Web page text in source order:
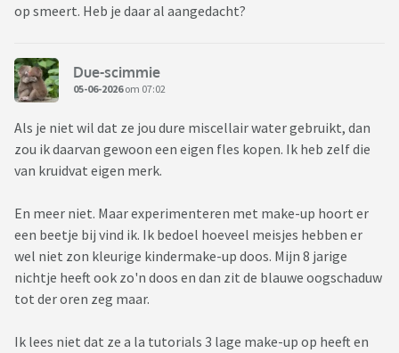
op smeert. Heb je daar al aangedacht?
Due-scimmie
05-06-2026om 07:02
Als je niet wil dat ze jou dure miscellair water gebruikt, dan
zou ik daarvan gewoon een eigen fles kopen. Ik heb zelf die
van kruidvat eigen merk.
En meer niet. Maar experimenteren met make-up hoort er
een beetje bij vind ik. Ik bedoel hoeveel meisjes hebben er
wel niet zon kleurige kindermake-up doos. Mijn 8 jarige
nichtje heeft ook zo'n doos en dan zit de blauwe oogschaduw
tot der oren zeg maar.
Ik lees niet dat ze a la tutorials 3 lage make-up op heeft en